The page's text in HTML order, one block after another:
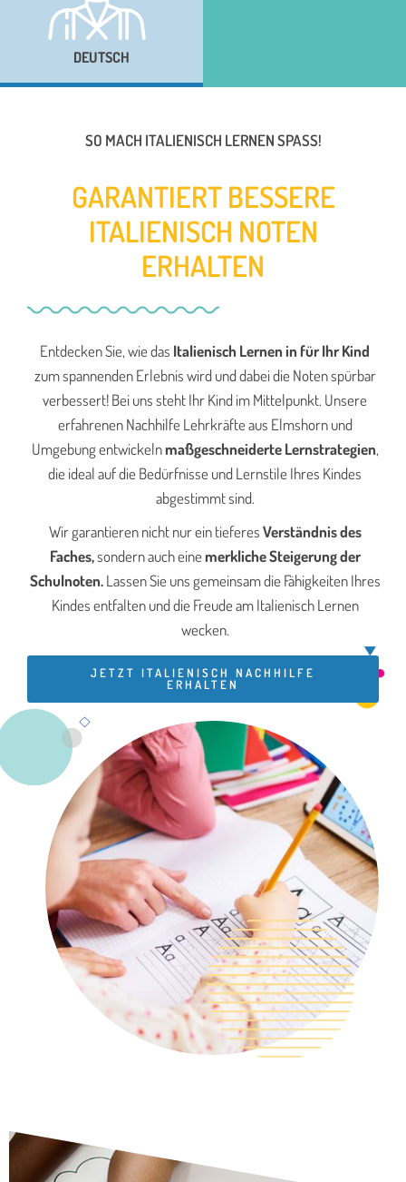
DEUTSCH
SO MACH ITALIENISCH LERNEN SPASS!
GARANTIERT BESSERE
ITALIENISCH NOTEN
ERHALTEN
Entdecken Sie, wie das Italienisch Lernen in für Ihr Kind
zum spannenden Erlebnis wird und dabei die Noten spürbar
verbessert! Bei uns steht Ihr Kind im Mittelpunkt. Unsere
erfahrenen Nachhilfe Lehrkräfte aus Elmshorn und
Umgebung entwickelnmaßgeschneiderte Lernstrategien,
die ideal auf die Bedürfnisse und Lernstile Ihres Kindes
abgestimmt sind.
Wir garantieren nicht nur ein tieferesVerständnis des
Faches,sondern auch einemerkliche Steigerung der
Schulnoten.Lassen Sie uns gemeinsam die Fähigkeiten Ihres
Kindes entfalten und die Freude am Italienisch Lernen
wecken.
JETZT ITALIENISCH NACHHILFE
ERHALTEN